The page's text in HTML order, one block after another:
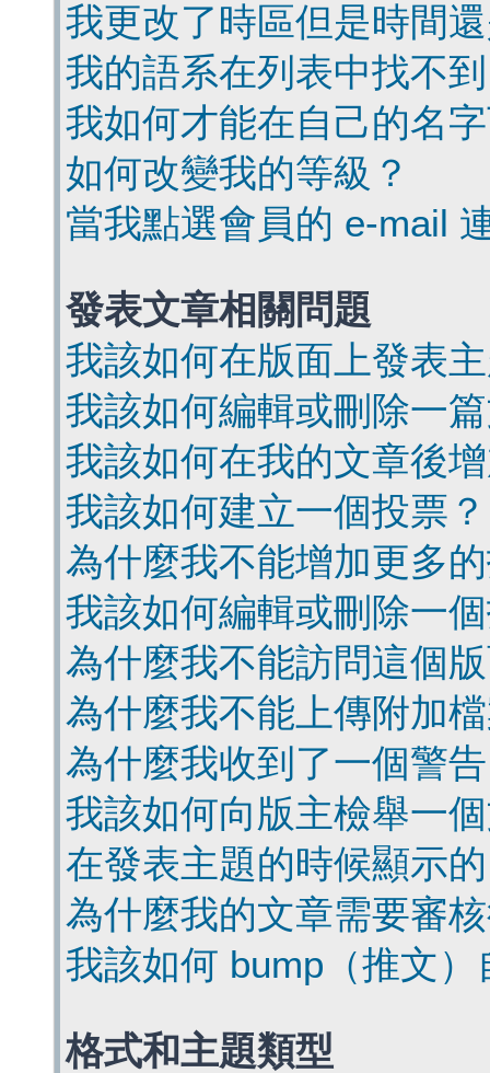
我更改了時區但是時間
我的語系在列表中找不
我如何才能在自己的名
如何改變我的等級？
當我點選會員的 e-mail
發表文章相關問題
我該如何在版面上發表
我該如何編輯或刪除一
我該如何在我的文章後
我該如何建立一個投票？
為什麼我不能增加更多
我該如何編輯或刪除一
為什麼我不能訪問這個
為什麼我不能上傳附加
為什麼我收到了一個警
我該如何向版主檢舉一
在發表主題的時候顯示
為什麼我的文章需要審
我該如何 bump（推文
格式和主題類型